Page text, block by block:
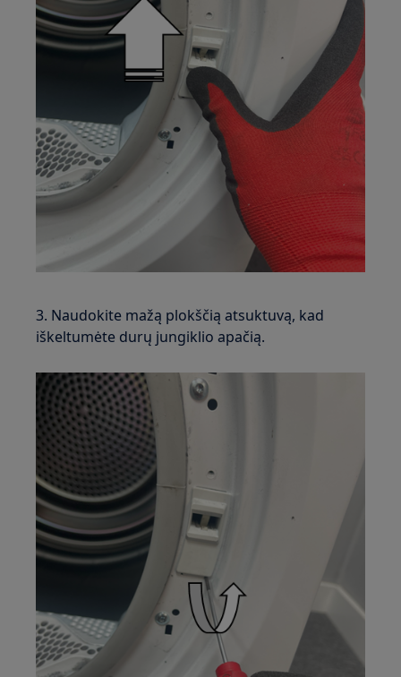
3. Naudokite mažą plokščią atsuktuvą, kad
iškeltumėte durų jungiklio apačią.